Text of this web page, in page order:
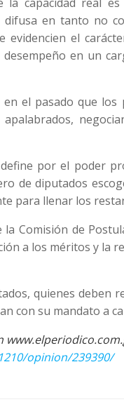
en tanto no
el
en un
el pasado que
por el poder
de diputados
para llenar los
la Comisión de
a los méritos y
quienes deben
con su mandato a
opinion/239390/